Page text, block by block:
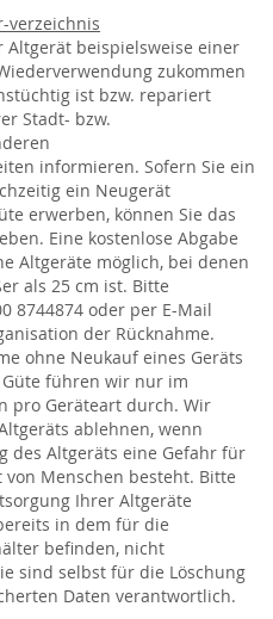
verzeichnis
Altgerät beispielsweise einer
zukommen
ist bzw. repariert
Stadt- bzw.
informieren. Sofern Sie ein
ein Neugerät
erwerben, können Sie das
Eine kostenlose Abgabe
Altgeräte möglich, bei denen
als 25 cm ist. Bitte
8744874 oder per E-Mail
der Rücknahme.
ohne Neukauf eines Geräts
führen wir nur im
pro Geräteart durch. Wir
ablehnen, wenn
des Altgeräts eine Gefahr für
Menschen besteht. Bitte
Ihrer Altgeräte
in dem für die
befinden, nicht
sind selbst für die Löschung
Daten verantwortlich.